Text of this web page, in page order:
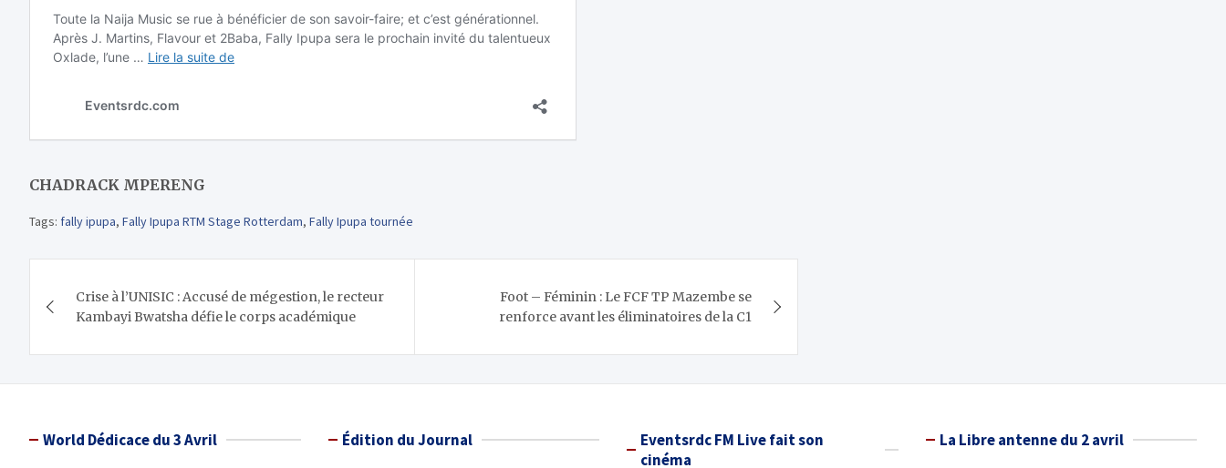
CHADRACK MPERENG
Tags: fally ipupa, Fally Ipupa RTM Stage Rotterdam, Fally Ipupa tournée
de
l’article
Crise à l’UNISIC : Accusé de mégestion, le recteur
Kambayi Bwatsha défie le corps académique
Foot – Féminin : Le FCF TP Mazembe se
renforce avant les éliminatoires de la C1
World Dédicace du 3 Avril Édition du Journal
Eventsrdc FM Live fait son
cinéma
La Libre antenne du 2 avril